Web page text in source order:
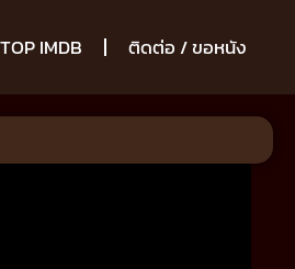
TOP IMDB ติดต่อ / ขอหนัง